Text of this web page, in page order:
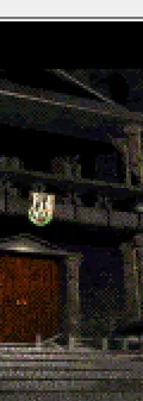
okaye Kämpfe